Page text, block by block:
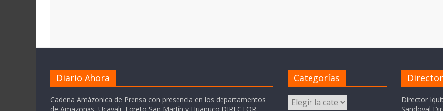
Diario Ahora
Cadena Amázonica de Prensa con presencia en los departamentos
de Amazonas, Ucayali, Loreto San Martín y Huanuco DIRECTOR
Categorías
Categorías
Director
Sandoval